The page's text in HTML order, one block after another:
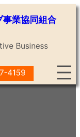
事業協同組合
Business
4159